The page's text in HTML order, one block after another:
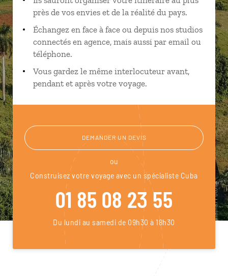
près de vos envies et de la réalité du pays.
Échangez en face à face ou depuis nos studios
connectés en agence, mais aussi par email ou
téléphone.
Vous gardez le même interlocuteur avant,
pendant et après votre voyage.
DEMANDER UN DEVIS
ou
Construisez votre voyage avec un spécialiste Cuba
01 85 08 23 55
Du lundi au samedi de 09h30 à 18h30